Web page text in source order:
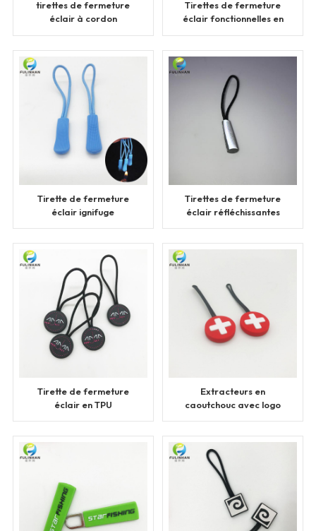
tirettes de fermeture
éclair à cordon
Tirettes de fermeture
éclair fonctionnelles en
Tirette de fermeture
éclair ignifuge
Tirettes de fermeture
éclair réfléchissantes
Tirette de fermeture
éclair en TPU
Extracteurs en
caoutchouc avec logo